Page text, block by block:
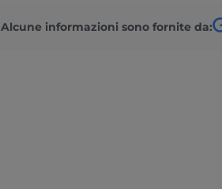
Alcune informazioni sono fornite da: